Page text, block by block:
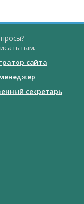
нам:
сайта
cекретарь